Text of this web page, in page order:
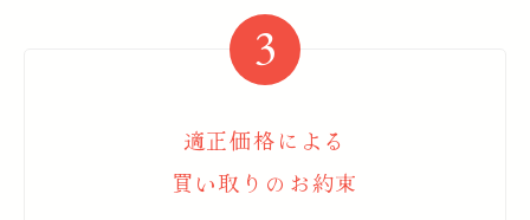
適正価格による
買い取りのお約束